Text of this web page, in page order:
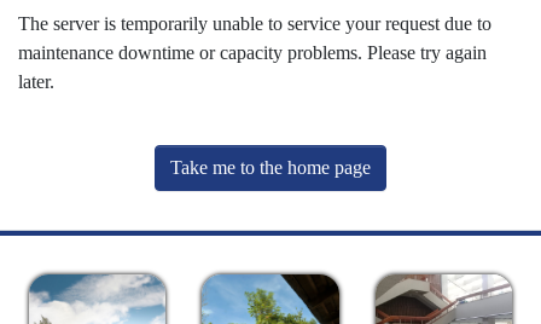
The server is temporarily unable to service your request due to
maintenance downtime or capacity problems. Please try again
later.
Take me to the home page